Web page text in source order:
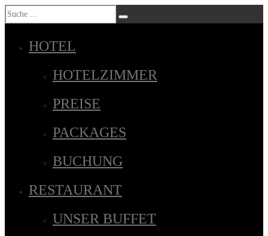
HOTEL
HOTELZIMMER
PREISE
PACKAGES
BUCHUNG
RESTAURANT
UNSER BUFFET